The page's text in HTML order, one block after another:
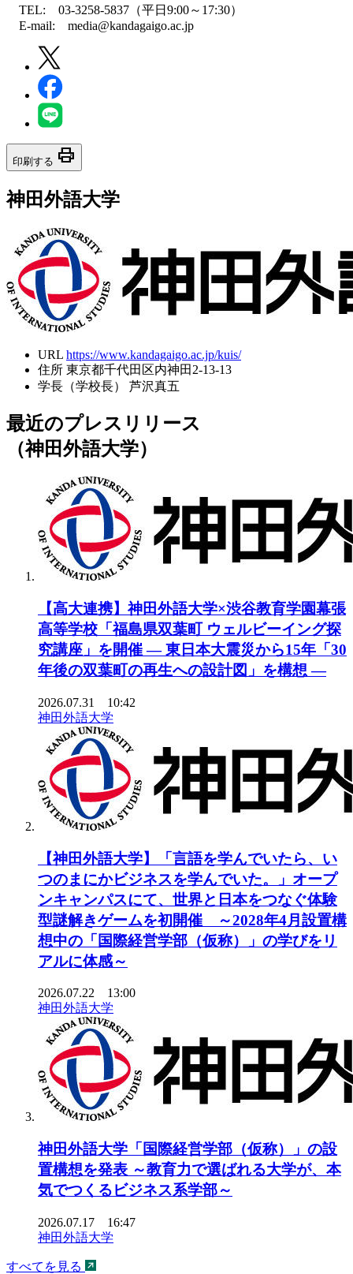
TEL: 03-3258-5837（平日9:00～17:30）
E-mail: media@kandagaigo.ac.jp
印刷する print
神田外語大学
URL https://www.kandagaigo.ac.jp/kuis/
住所 東京都千代田区内神田2-13-13
学長（学校長）
芦沢真五
最近のプレスリリース
（神田外語大学）
【高大連携】神田外語大学×渋谷教育学園幕張
高等学校「福島県双葉町 ウェルビーイング探
究講座」を開催 ― 東日本大震災から15年「30
年後の双葉町の再生への設計図」を構想 ―
2026.07.31 10:42
神田外語大学
【神田外語大学】「言語を学んでいたら、い
つのまにかビジネスを学んでいた。」オープ
ンキャンパスにて、世界と日本をつなぐ体験
型謎解きゲームを初開催 ～2028年4月設置構
想中の「国際経営学部（仮称）」の学びをリ
アルに体感～
2026.07.22 13:00
神田外語大学
神田外語大学「国際経営学部（仮称）」の設
置構想を発表 ～教育力で選ばれる大学が、本
気でつくるビジネス系学部～
2026.07.17 16:47
神田外語大学
すべてを見る